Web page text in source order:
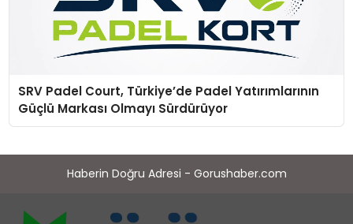
SRV Padel Court, Türkiye’de Padel Yatırımlarının
Güçlü Markası Olmayı Sürdürüyor
Haberin Doğru Adresi - Gorushaber.com